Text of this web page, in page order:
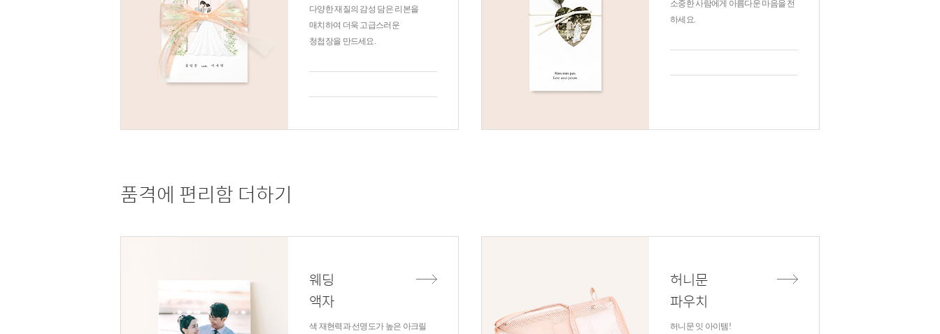
다양한 재질의 감성 담은 리본을
매치하여 더욱 고급스러운
청첩장을 만드세요.
소중한 사람에게 아름다운 마음을 전
하세요.
품격에 편리함 더하기
웨딩
액자
색 재현력과 선명도가 높은 아크릴
허니문
파우치
허니문 잇 아이템!